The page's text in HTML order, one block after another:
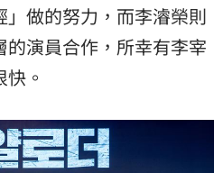
做的努力，而李濬榮則
演員合作，所幸有李宰
。